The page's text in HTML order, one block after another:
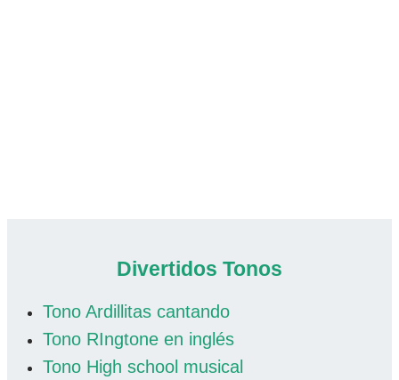
Divertidos Tonos
Tono Ardillitas cantando
Tono RIngtone en inglés
Tono High school musical